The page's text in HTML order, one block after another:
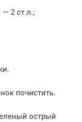
2 ст.л.;
почистить.
острый